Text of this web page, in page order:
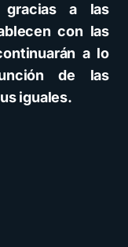
gracias a las
con las
a lo
de las
iguales.